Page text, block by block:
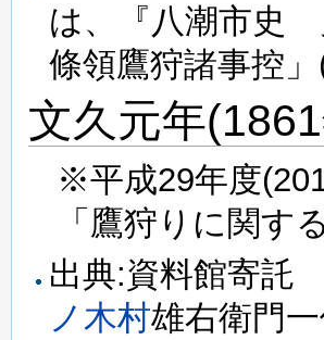
は、『八潮市史
條領鷹狩諸事控
文久元年
※平成29年度
「鷹狩りに関す
出典:資料館寄
ノ木村雄右衛門